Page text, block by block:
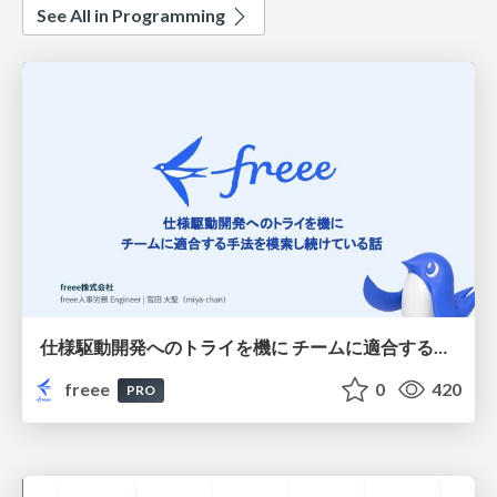
See All in Programming
freee
PRO 0 420